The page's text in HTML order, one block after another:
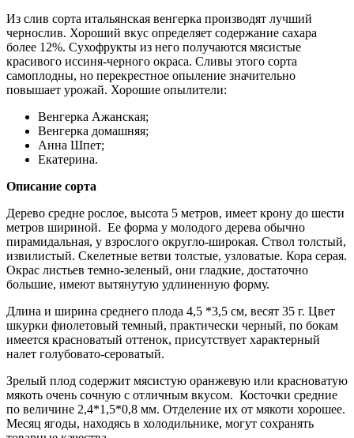
Из слив сорта итальянская венгерка производят лучший
чернослив. Хороший вкус определяет содержание сахара
более 12%. Сухофрукты из него получаются мясистые
красивого иссиня-черного окраса. Сливы этого сорта
самоплодны, но перекрестное опыление значительно
повышает урожай. Хорошие опылители:
Венгерка Ажанская;
Венгерка домашняя;
Анна Шпет;
Екатерина.
Описание сорта
Дерево средне рослое, высота 5 метров, имеет крону до шести
метров шириной. Ее форма у молодого дерева обычно
пирамидальная, у взрослого округло-широкая. Ствол толстый,
извилистый. Скелетные ветви толстые, узловатые. Кора серая.
Окрас листьев темно-зеленый, они гладкие, достаточно
большие, имеют вытянутую удлиненную форму.
Длина и ширина среднего плода 4,5 *3,5 см, весят 35 г. Цвет
шкурки фиолетовый темный, практически черный, по бокам
имеется красноватый оттенок, присутствует характерный
налет голубовато-сероватый.
Зрелый плод содержит мясистую оранжевую или красноватую
мякоть очень сочную с отличным вкусом. Косточки средние
по величине 2,4*1,5*0,8 мм. Отделение их от мякоти хорошее.
Месяц ягоды, находясь в холодильнике, могут сохранять